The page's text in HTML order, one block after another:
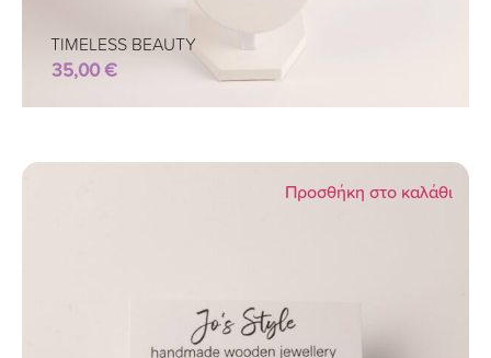
TIMELESS BEAUTY
35,00€
Προσθήκη στο καλάθι